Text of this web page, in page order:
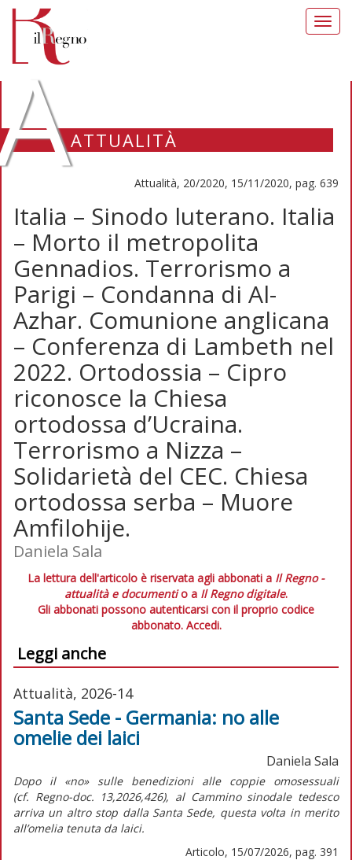
ATTUALITÀ
Attualità, 20/2020, 15/11/2020, pag. 639
Italia – Sinodo luterano. Italia
– Morto il metropolita
Gennadios. Terrorismo a
Parigi – Condanna di Al-
Azhar. Comunione anglicana
– Conferenza di Lambeth nel
2022. Ortodossia – Cipro
riconosce la Chiesa
ortodossa d’Ucraina.
Terrorismo a Nizza –
Solidarietà del CEC. Chiesa
ortodossa serba – Muore
Amfilohije.
Daniela Sala
La lettura dell'articolo è riservata agli abbonati a Il Regno -
attualità e documentio a Il Regno digitale.
Gli abbonati possono autenticarsi con il proprio codice
abbonato. Accedi.
Leggi anche
Attualità, 2026-14
Santa Sede - Germania: no alle
omelie dei laici
Daniela Sala
Dopo il «no» sulle benedizioni alle coppie omosessuali
(cf. Regno-doc. 13,2026,426), al Cammino sinodale tedesco
arriva un altro stop dalla Santa Sede, questa volta in merito
all’omelia tenuta da laici.
Articolo, 15/07/2026, pag. 391